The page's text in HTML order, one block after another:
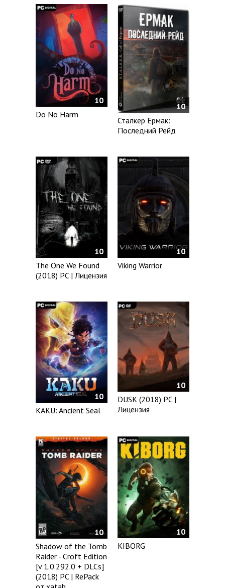
10
Do No Harm
10
Сталкер Ермак:
Последний Рейд
10
The One We Found
(2018) PC | Лицензия
10
Viking Warrior
10
KAKU: Ancient Seal
10
DUSK (2018) PC |
Лицензия
10
Shadow of the Tomb
Raider - Croft Edition
[v 1.0.292.0 + DLCs]
(2018) PC | RePack
10
KIBORG